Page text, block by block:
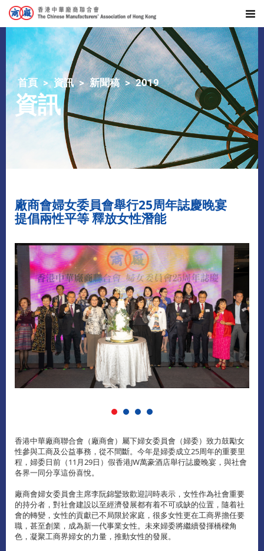
首頁 資訊 新聞稿 2019
資訊
廠商會婦女委員會舉行25周年誌慶晚宴
提倡兩性平等 釋放女性潛能
香港中華廠商聯合會（廠商會）屬下婦女委員會（婦委）致力鼓勵女
性參與工商及公益事務，從不間斷。今年是婦委成立25周年的重要里
程，婦委日前（11月29日）假香港JW萬豪酒店舉行誌慶晚宴，與社會
各界一同分享這份喜悅。
廠商會婦女委員會主席李阮錦鑾致歡迎詞時表示，女性作為社會重要
的持分者，對社會建設以至經濟發展都有着不可或缺的位置，隨着社
會的轉變，女性的貢獻已不局限於家庭，很多女性更在工商界擔任要
職，甚至創業，成為新一代事業女性。未來婦委將繼續發揮橋樑角
色，凝聚工商界婦女的力量，推動女性的發展。